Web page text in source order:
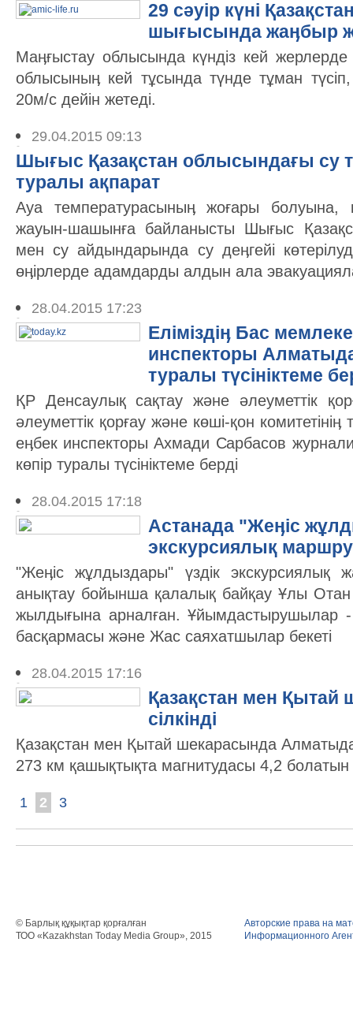
29 сәуір күні
шығысында жаӊбыр
Маӊғыстау облысында күндіз кей
облысыныӊ кей тұсында түнде тұман
20м/с дейін жетеді.
29.04.2015 09:13
Шығыс Қазақстан облысындағы су
туралы ақпарат
Ауа температурасыныӊ жоғары болуына,
жауын-шашынға байланысты Шығыс
мен су айдындарында су деӊгейі
өӊірлерде адамдарды алдын ала
28.04.2015 17:23
Еліміздіӊ Бас
инспекторы
туралы түсініктеме
ҚР Денсаулық сақтау және әлеуметтік
әлеуметтік қорғау және көші-қон
еӊбек инспекторы Ахмади Сарбасов
көпір туралы түсініктеме берді
28.04.2015 17:18
Астанада "Жеӊіс
экскурсиялық
"Жеӊіс жұлдыздары" үздік экскурсиялық
анықтау бойынша қалалық байқау Ұлы Отан
жылдығына арналған. Ұйымдастырушылар -
басқармасы және Жас саяхатшылар бекеті
28.04.2015 17:16
Қазақстан мен Қытай
сілкінді
Қазақстан мен Қытай шекарасында
273 км қашықтықта магнитудасы 4,2 болатын
1 2 3
© Барлық құқықтар қорғалған
ТОО «Kazakhstan Today Media Group», 2015
Авторские права на
Информационного